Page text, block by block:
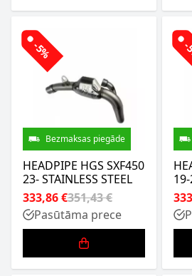
-5%
Bezmaksas piegāde
HEADPIPE HGS SXF450
23- STAINLESS STEEL
333,86 €351,43 €
Pasūtāma prece
-
19-